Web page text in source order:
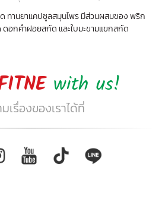
ทานยาแคปซูลสมุนไพร มีส่วนผสมของ พริก
อกคำฝอยสกัด และใบมะขามแขกสกัด
with us!
เรื่องของเราได้ที่